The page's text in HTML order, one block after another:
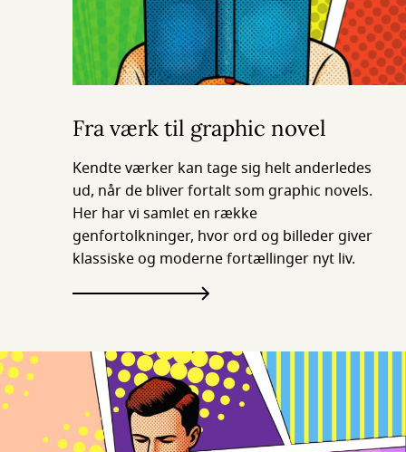
Fra værk til graphic novel
Kendte værker kan tage sig helt anderledes
ud, når de bliver fortalt som graphic novels.
Her har vi samlet en række
genfortolkninger, hvor ord og billeder giver
klassiske og moderne fortællinger nyt liv.